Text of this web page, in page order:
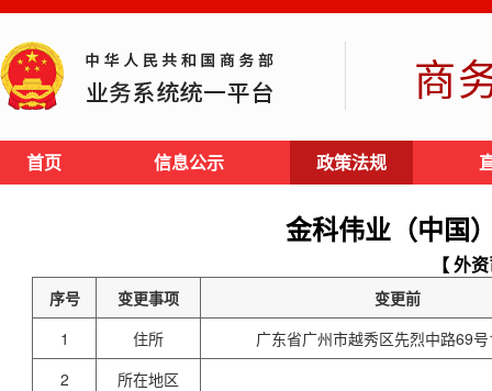
商
首页 信息公示 政策法规
金科伟业（中国
【 外
序号 变更事项
变更前
1
住所
广东省广州市越秀区先烈中路69
2
所在地区